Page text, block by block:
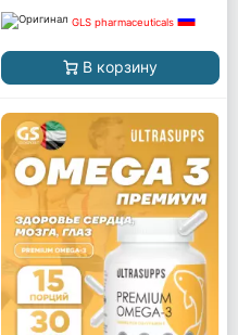
GLS pharmaceuticals
В корзину